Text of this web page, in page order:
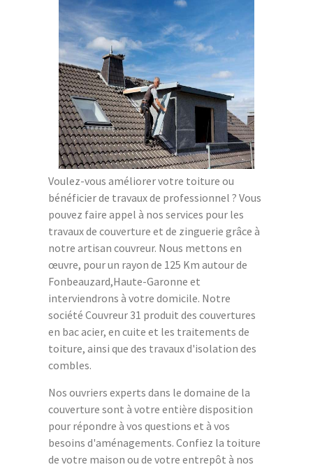
Voulez-vous améliorer votre toiture ou
bénéficier de travaux de professionnel ? Vous
pouvez faire appel à nos services pour les
travaux de couverture et de zinguerie grâce à
notre artisan couvreur. Nous mettons en
œuvre, pour un rayon de 125 Km autour de
Fonbeauzard,Haute-Garonne et
interviendrons à votre domicile. Notre
société Couvreur 31 produit des couvertures
en bac acier, en cuite et les traitements de
toiture, ainsi que des travaux d'isolation des
combles.
Nos ouvriers experts dans le domaine de la
couverture sont à votre entière disposition
pour répondre à vos questions et à vos
besoins d'aménagements. Confiez la toiture
de votre maison ou de votre entrepôt à nos